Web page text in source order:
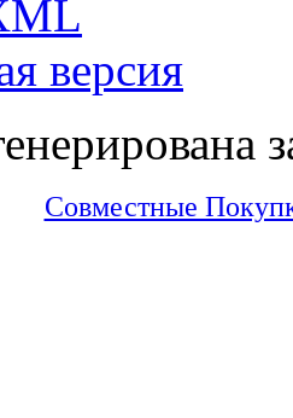
версия
Совместные